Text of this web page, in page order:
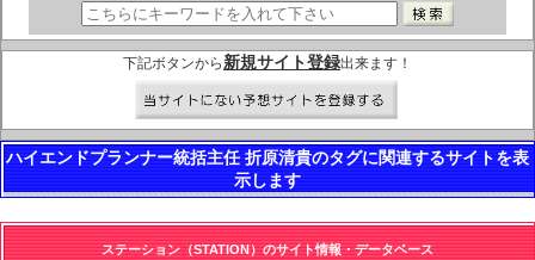
下記ボタンから 新規サイト登録出来ます！
ハイエンドプランナー統括主任 折原清貴のタグに関連するサイトを表
示します
ステーション（STATION）のサイト情報・データベース